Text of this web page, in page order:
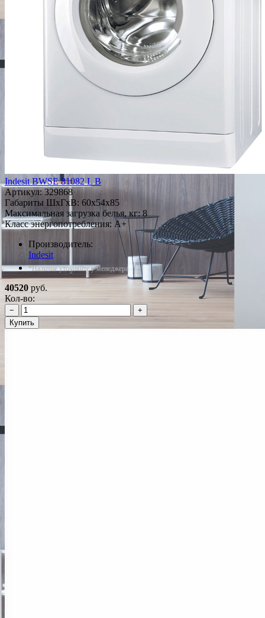
Indesit BWSE 81082 L B
Артикул:329868
Габариты ШxГxВ: 60x54x85
Максимальная загрузка белья, кг: 8
Класс энергопотребления: A+
Производитель:
Indesit
*Наличие уточняйте у менеджера
40520 руб.
Кол-во:
−
+
Купить